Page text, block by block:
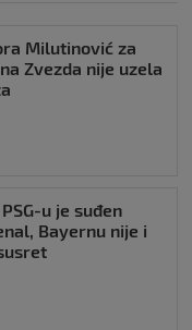
Milutinović za
Zvezda nije uzela
u je suđen
Bayernu nije i